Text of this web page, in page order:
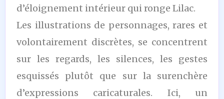
d’éloignement intérieur qui ronge Lilac.
Les illustrations de personnages, rares et
volontairement discrètes, se concentrent
sur les regards, les silences, les gestes
esquissés plutôt que sur la surenchère
d’expressions caricaturales. Ici, un